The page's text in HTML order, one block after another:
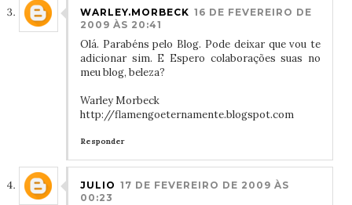
WARLEY.MORBECK 16 DE FEVEREIRO DE
2009 ÀS 20:41
Olá. Parabéns pelo Blog. Pode deixar que vou te
adicionar sim. E Espero colaborações suas no
meu blog, beleza?
Warley Morbeck
http://flamengoeternamente.blogspot.com
Responder
JULIO 17 DE FEVEREIRO DE 2009 ÀS
00:23